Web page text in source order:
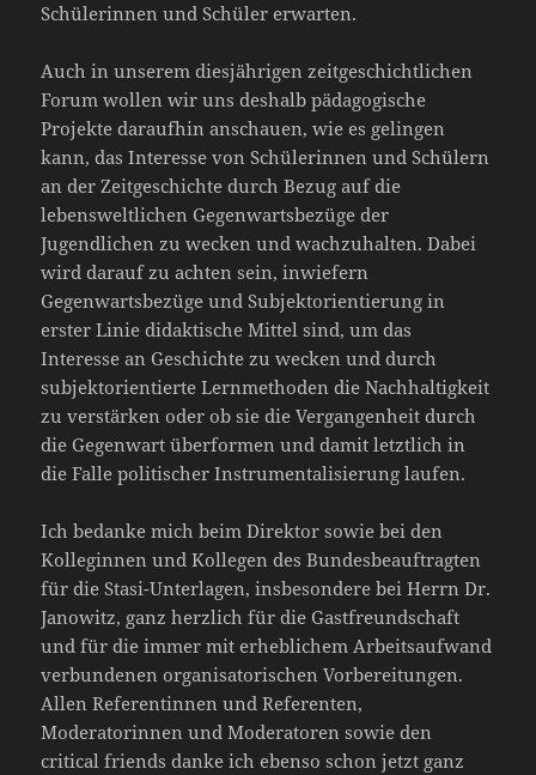
Schülerinnen und Schüler erwarten.
Auch in unserem diesjährigen zeitgeschichtlichen
Forum wollen wir uns deshalb pädagogische
Projekte daraufhin anschauen, wie es gelingen
kann, das Interesse von Schülerinnen und Schülern
an der Zeitgeschichte durch Bezug auf die
lebensweltlichen Gegenwartsbezüge der
Jugendlichen zu wecken und wachzuhalten. Dabei
wird darauf zu achten sein, inwiefern
Gegenwartsbezüge und Subjektorientierung in
erster Linie didaktische Mittel sind, um das
Interesse an Geschichte zu wecken und durch
subjektorientierte Lernmethoden die Nachhaltigkeit
zu verstärken oder ob sie die Vergangenheit durch
die Gegenwart überformen und damit letztlich in
die Falle politischer Instrumentalisierung laufen.
Ich bedanke mich beim Direktor sowie bei den
Kolleginnen und Kollegen des Bundesbeauftragten
für die Stasi-Unterlagen, insbesondere bei Herrn Dr.
Janowitz, ganz herzlich für die Gastfreundschaft
und für die immer mit erheblichem Arbeitsaufwand
verbundenen organisatorischen Vorbereitungen.
Allen Referentinnen und Referenten,
Moderatorinnen und Moderatoren sowie den
critical friends danke ich ebenso schon jetzt ganz